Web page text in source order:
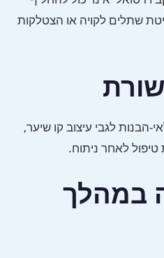
שתלים לקויה או הצטלקות
הבנות לגבי עיצוב קו שיער,
לאחר ניתוח.
במהלך